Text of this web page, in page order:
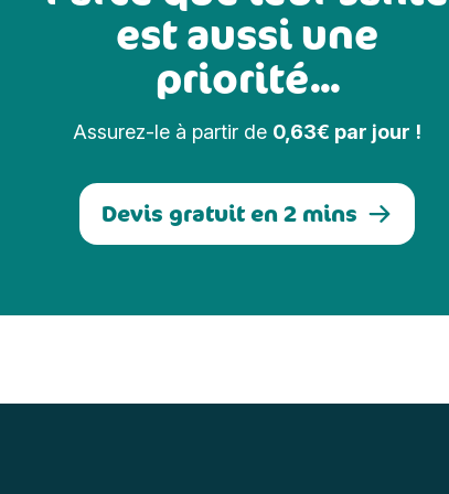
est aussi une
priorité...
Assurez-le à partir de 0,63€ par jour !
Devis gratuit en 2 mins